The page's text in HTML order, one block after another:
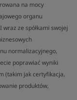
na mocy
organu
ze spółkami swojej
normalizacyjnego,
poprawiać wyniki
(takim jak certyfikacja,
produktów,